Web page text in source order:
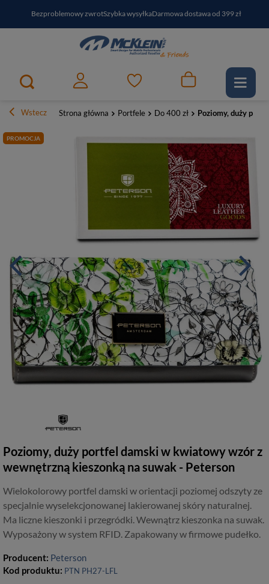
Bezproblemowy zwrotSzybka wysyłkaDarmowa dostawa od 399 zł
PayPo - kup i zapłać za30 dniZapisz się do newslettera i odbierz RABAT
Wstecz Strona główna Portfele Do 400 zł Poziomy, duży
PROMOCJA
Poziomy, duży portfel damski w kwiatowy wzór z
wewnętrzną kieszonką na suwak - Peterson
Wielokolorowy portfel damski w orientacji poziomej odszyty ze
specjalnie wyselekcjonowanej lakierowanej skóry naturalnej.
Ma liczne kieszonki i przegródki. Wewnątrz kieszonka na suwak.
Wyposażony w system RFID. Zapakowany w firmowe pudełko.
Producent: Peterson
Kod produktu: PTN PH27-LFL